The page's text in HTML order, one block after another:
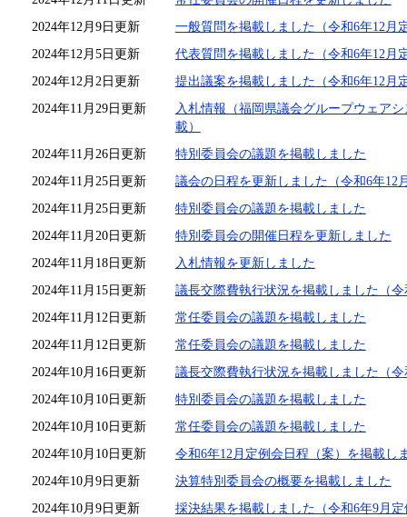
2024年12月9日更新
一般質問を掲載しました（令和6年12月
2024年12月5日更新
代表質問を掲載しました（令和6年12月
2024年12月2日更新
提出議案を掲載しました（令和6年12月
2024年11月29日更新
入札情報（福岡県議会グループウェア
載）
2024年11月26日更新
特別委員会の議題を掲載しました
2024年11月25日更新
議会の日程を更新しました（令和6年12
2024年11月25日更新
特別委員会の議題を掲載しました
2024年11月20日更新
特別委員会の開催日程を更新しました
2024年11月18日更新
入札情報を更新しました
2024年11月15日更新
議長交際費執行状況を掲載しました（令
2024年11月12日更新
常任委員会の議題を掲載しました
2024年11月12日更新
常任委員会の議題を掲載しました
2024年10月16日更新
議長交際費執行状況を掲載しました（
2024年10月10日更新
特別委員会の議題を掲載しました
2024年10月10日更新
常任委員会の議題を掲載しました
2024年10月10日更新
令和6年12月定例会日程（案）を掲載し
2024年10月9日更新
決算特別委員会の概要を掲載しました
2024年10月9日更新
採決結果を掲載しました（令和6年9月